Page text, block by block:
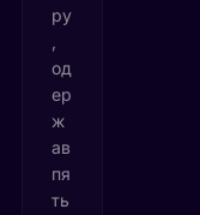
ру
од
ер
ж
ав
пя
ть